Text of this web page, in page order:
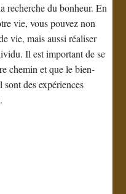
recherche du bonheur. En
vie, vous pouvez non
vie, mais aussi réaliser
Il est important de se
chemin et que le bien-
des expériences